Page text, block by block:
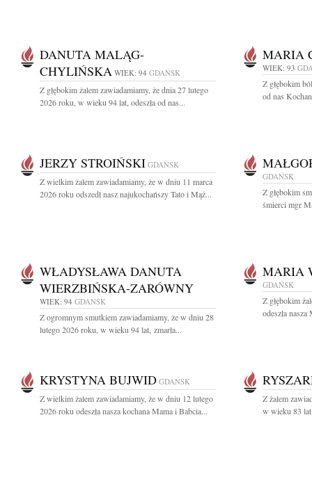
DANUTA MALĄG-
CHYLIŃSKA WIEK: 94 GDAŃSK
Z głębokim żalem zawiadamiamy, że dnia 27 lutego
2026 roku, w wieku 94 lat, odeszła od nas...
MARIA
WIEK: 93
Z głębokim
od nas
JERZY STROIŃSKI GDAŃSK
Z wielkim żalem zawiadamiamy, że w dniu 11 marca
2026 roku odszedł nasz najukochańszy Tato i Mąż...
GDAŃSK
Z głębokim
śmierci mgr
WŁADYSŁAWA DANUTA
WIERZBIŃSKA-ZARÓWNY
WIEK: 94 GDAŃSK
Z ogromnym smutkiem zawiadamiamy, że w dniu 28
lutego 2026 roku, w wieku 94 lat, zmarła...
MARIA
GDAŃSK
Z głębokim
odeszła
KRYSTYNA BUJWID GDAŃSK
Z wielkim żalem zawiadamiamy, że w dniu 12 lutego
2026 roku odeszła nasza kochana Mama i Babcia...
Z żalem
w wieku 83